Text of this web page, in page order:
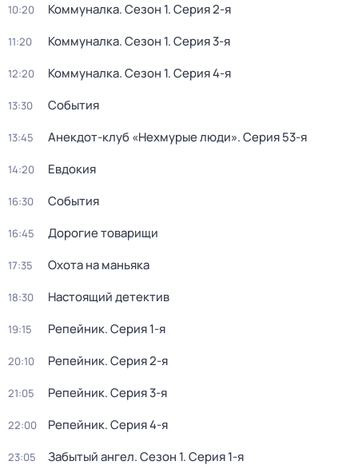
10:20 Коммуналка. Сезон 1. Серия 2-я
11:20 Коммуналка. Сезон 1. Серия 3-я
12:20 Коммуналка. Сезон 1. Серия 4-я
13:30 События
13:45 Анекдот-клуб «Нехмурые люди». Серия 53-я
14:20 Евдокия
16:30 События
16:45 Дорогие товарищи
17:35 Охота на маньяка
18:30 Настоящий детектив
19:15 Репейник. Серия 1-я
20:10 Репейник. Серия 2-я
21:05 Репейник. Серия 3-я
22:00 Репейник. Серия 4-я
23:05 Забытый ангел. Сезон 1. Серия 1-я